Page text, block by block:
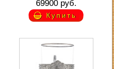
69900 руб.
Купить